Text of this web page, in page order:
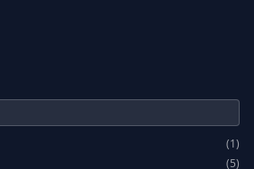
(1)
(5)